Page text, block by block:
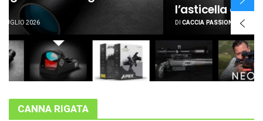
l’asticella di precisione e affidabilità
DICACCIA PASSIONE
CANNA RIGATA